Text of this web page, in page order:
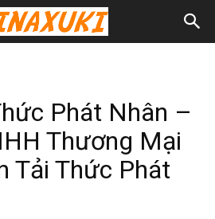
Phát Nhân –
Thương Mại
Tải Thức Phát